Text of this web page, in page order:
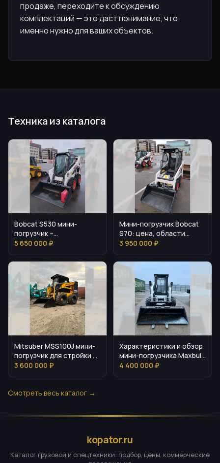
продаже, переходите к обсуждению
комплектаций — это даст понимание, что
именно нужно для ваших объектов.
Техника из каталога
Bobcat S530 мини-
погрузчик –
характеристики и задачи
5 650 000 ₽
Мини-погрузчик Bobcat
S70: цена, области
применения, выбор
3 950 000 ₽
Mitsuber MSS100J мини-
погрузчик для стройки и
уборки
3 600 000 ₽
Характеристики и обзор
мини-погрузчика Maxbull
100G
4 400 000 ₽
Смотреть весь каталог →
kopator.ru
Каталог грузовой и спецтехники: подбор, цены, коммерческие